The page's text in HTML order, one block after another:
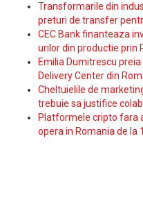
Transformarile din
preturi de transfer
CEC Bank finanteaza
urilor din productie prin
Emilia Dumitrescu
Delivery Center din
Cheltuielile de
trebuie sa justifice
Platformele cripto fara
opera in Romania de la